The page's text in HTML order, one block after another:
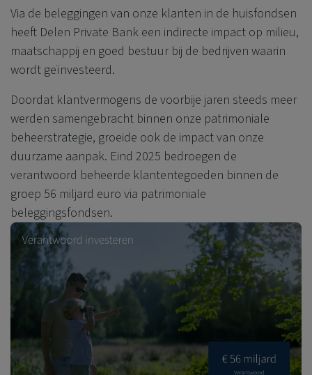
Via de beleggingen van onze klanten in de huisfondsen
heeft Delen Private Bank een indirecte impact op milieu,
maatschappij en goed bestuur bij de bedrijven waarin
wordt geïnvesteerd.
Doordat klantvermogens de voorbije jaren steeds meer
werden samengebracht binnen onze patrimoniale
beheerstrategie, groeide ook de impact van onze
duurzame aanpak. Eind 2025 bedroegen de
verantwoord beheerde klantentegoeden binnen de
groep 56 miljard euro via patrimoniale
beleggingsfondsen.